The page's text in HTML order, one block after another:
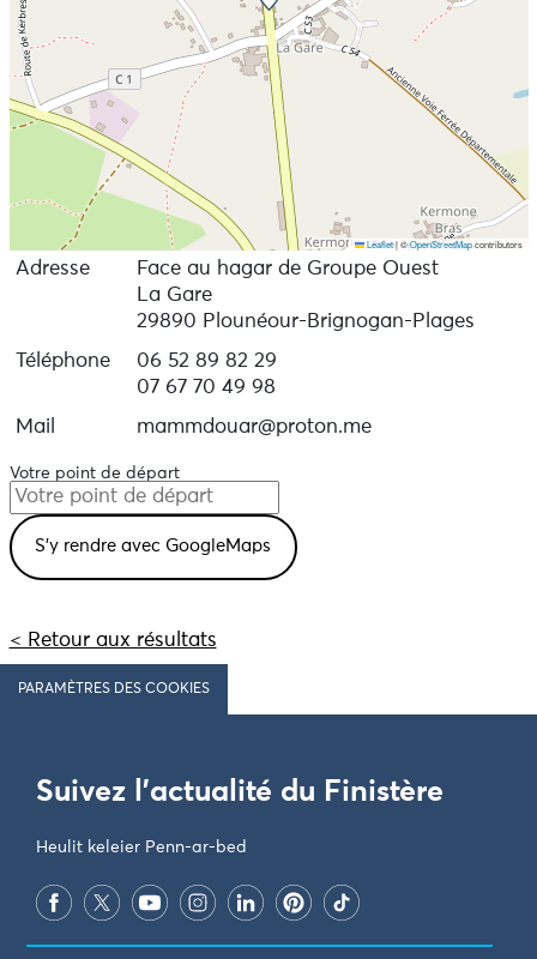
Leaflet|©OpenStreetMapcontributors
Adresse
Face au hagar de Groupe Ouest
La Gare
29890 Plounéour-Brignogan-Plages
Téléphone
06 52 89 82 29
07 67 70 49 98
Mail
mammdouar@proton.me
Votre point de départ
< Retour aux résultats
PARAMÈTRES DES COOKIES
Suivez l'actualité du Finistère
Heulit keleier Penn-ar-bed